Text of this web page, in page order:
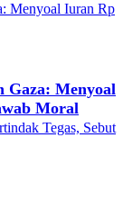
Gaza: Menyoal
Moral